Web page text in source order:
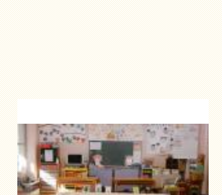
「
３
匹
の
こ
ぶ
た
」